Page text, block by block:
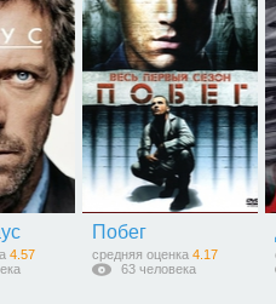
4.57
Побег
средняя оценка 4.17
63 человека